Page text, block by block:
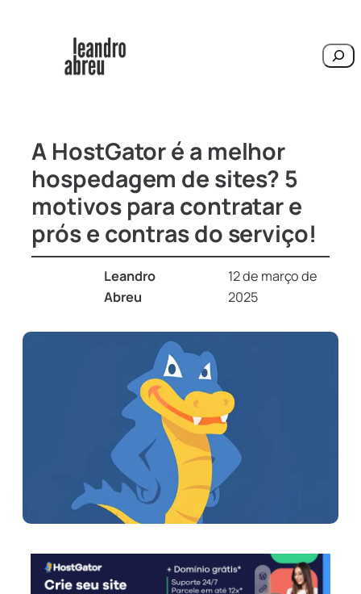
A HostGator é a melhor
hospedagem de sites? 5
motivos para contratar e
prós e contras do serviço!
Leandro
Abreu
12 de março de
2025